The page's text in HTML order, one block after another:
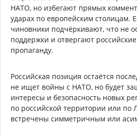
НАТО, но избегают прямых
ударах по европейским столицам.
чиновники подчёркивают, что не
поддержки и отвергают
пропаганду.
Российская позиция остаётся
не ищет войны с НАТО, но будет
интересы и безопасность новых
по российской территории или по
встречены симметричным или